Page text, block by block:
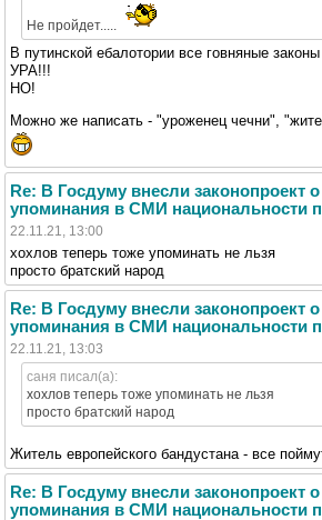
Не пройдет.....
В путинской ебалотории все говняные
УРА!!!
НО!
Можно же написать - "уроженец чечни",
Re: В Госдуму внесли законопроект о
упоминания в СМИ национальности
22.11.21, 13:00
хохлов теперь тоже упоминать не льзя
просто братский народ
Re: В Госдуму внесли законопроект о
упоминания в СМИ национальности
22.11.21, 13:03
саня писал(а):
хохлов теперь тоже упоминать не льзя
просто братский народ
Житель европейского бандустана - все
Re: В Госдуму внесли законопроект о
упоминания в СМИ национальности